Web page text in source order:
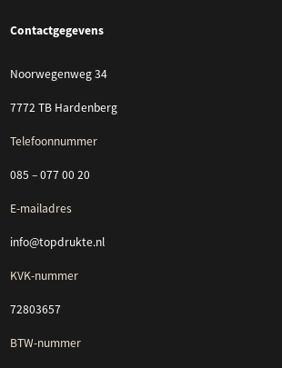
Contactgegevens
Noorwegenweg 34
7772 TB Hardenberg
Telefoonnummer
085 – 077 00 20
E-mailadres
info@topdrukte.nl
KVK-nummer
72803657
BTW-nummer